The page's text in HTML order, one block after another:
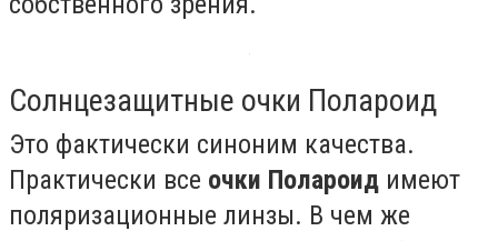
Солнцезащитные очки Полароид
Это фактически синоним качества.
Практически все очки Полароид имеют
поляризационные линзы. В чем же